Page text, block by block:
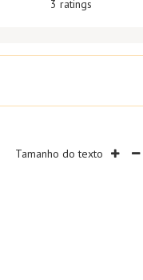
3 ratings
Tamanho do texto